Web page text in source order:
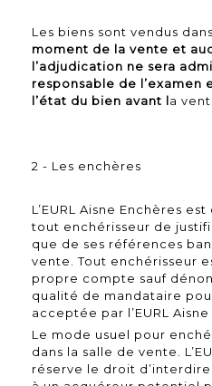
Les biens sont vendus
moment de la vente et
l’adjudication ne sera
responsable de l’examen
l’état du bien avant la
2 - Les enchères
L’EURL Aisne Enchères
tout enchérisseur de
que de ses références
vente. Tout enchérisseur
propre compte sauf
qualité de mandataire
acceptée par l’EURL
Le mode usuel pour
dans la salle de vente.
réserve le droit